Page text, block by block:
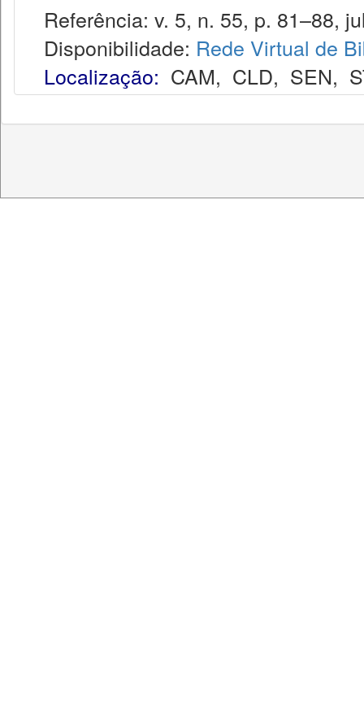
Referência: v. 5, n. 55, p. 81–88,
Disponibilidade: Rede Virtual de
Localização: CAM, CLD, SEN,